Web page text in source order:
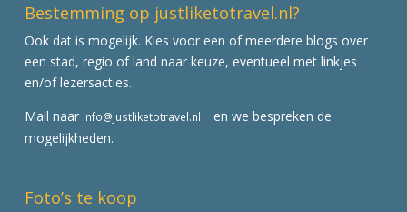
Bestemming op justliketotravel.nl?
Ook dat is mogelijk. Kies voor een of meerdere blogs over
een stad, regio of land naar keuze, eventueel met linkjes
en/of lezersacties.
Mail naar info@justliketotravel.nl
en we bespreken de
mogelijkheden.
Foto’s te koop